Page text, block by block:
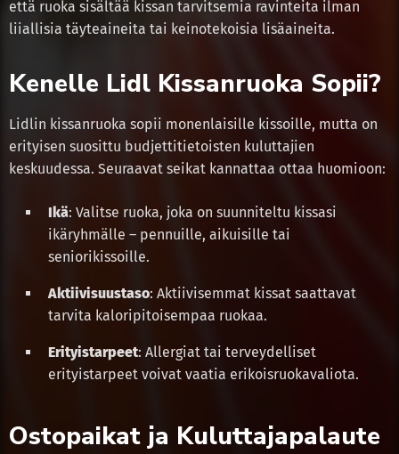
että ruoka sisältää kissan tarvitsemia ravinteita ilman
liiallisia täyteaineita tai keinotekoisia lisäaineita.
Kenelle Lidl Kissanruoka Sopii?
Lidlin kissanruoka sopii monenlaisille kissoille, mutta on
erityisen suosittu budjettitietoisten kuluttajien
keskuudessa. Seuraavat seikat kannattaa ottaa huomioon:
Ikä: Valitse ruoka, joka on suunniteltu kissasi
ikäryhmälle – pennuille, aikuisille tai
seniorikissoille.
Aktiivisuustaso: Aktiivisemmat kissat saattavat
tarvita kaloripitoisempaa ruokaa.
Erityistarpeet: Allergiat tai terveydelliset
erityistarpeet voivat vaatia erikoisruokavaliota.
Ostopaikat ja Kuluttajapalaute